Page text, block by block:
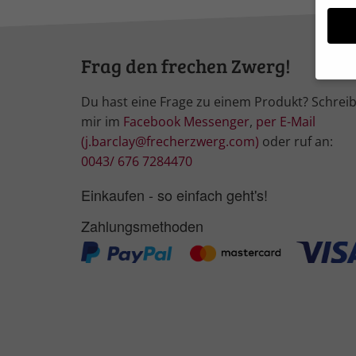
Frag den frechen Zwerg!
Du hast eine Frage zu einem Produkt?
mir im Facebook Messenger, per E-Mail
(j.barclay@frecherzwerg.com) oder ruf an:
0043/ 676 7284470
Einkaufen - so einfach geht's!
Zahlungsmethoden
Wir